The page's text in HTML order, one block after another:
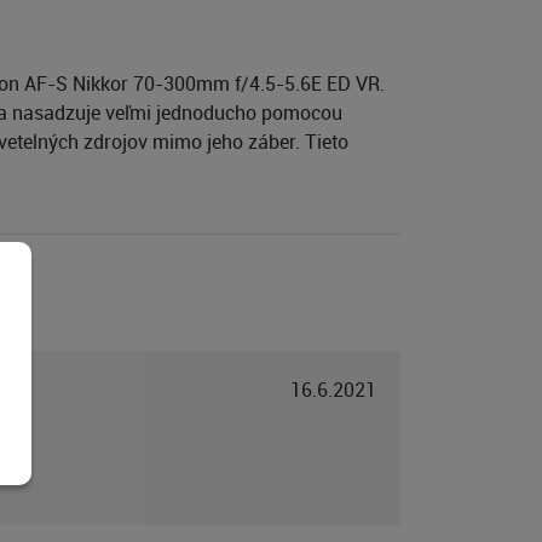
AF-S Nikkor 70-300mm f/4.5-5.6E ED VR.
nasadzuje veľmi jednoducho pomocou
zdrojov mimo jeho záber. Tieto
16.6.2021